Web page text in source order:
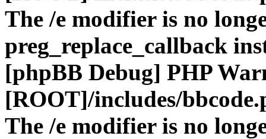
The /e modifier is no
preg_replace_callback
[phpBB Debug] PHP
[ROOT]/includes/
The /e modifier is no